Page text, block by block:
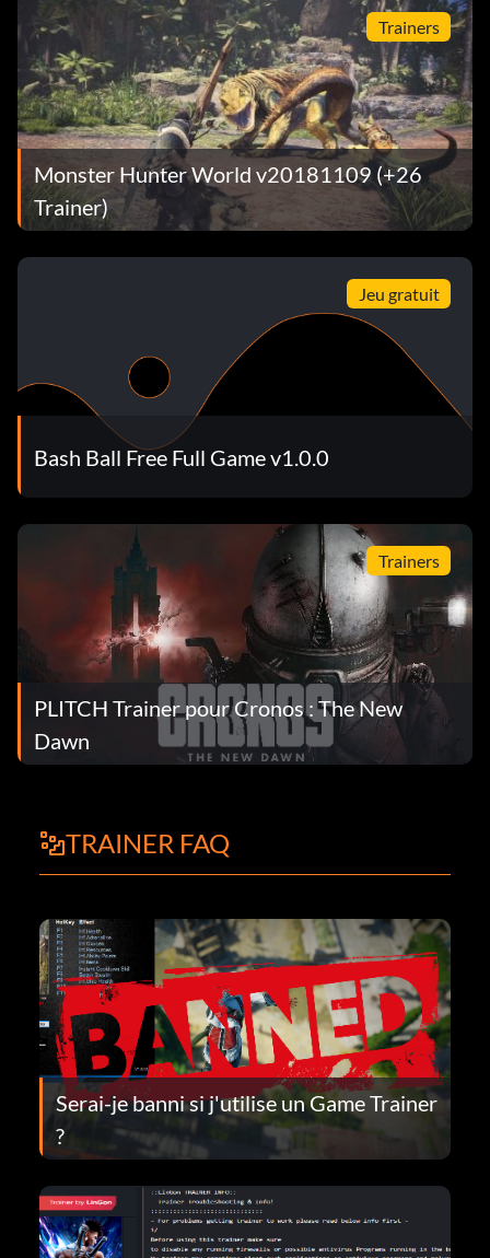
Trainers
Monster Hunter World v20181109 (+26
Trainer)
Jeu gratuit
Bash Ball Free Full Game v1.0.0
Trainers
PLITCH Trainer pour Cronos : The New
Dawn
TRAINER FAQ
Serai-je banni si j'utilise un Game Trainer
?